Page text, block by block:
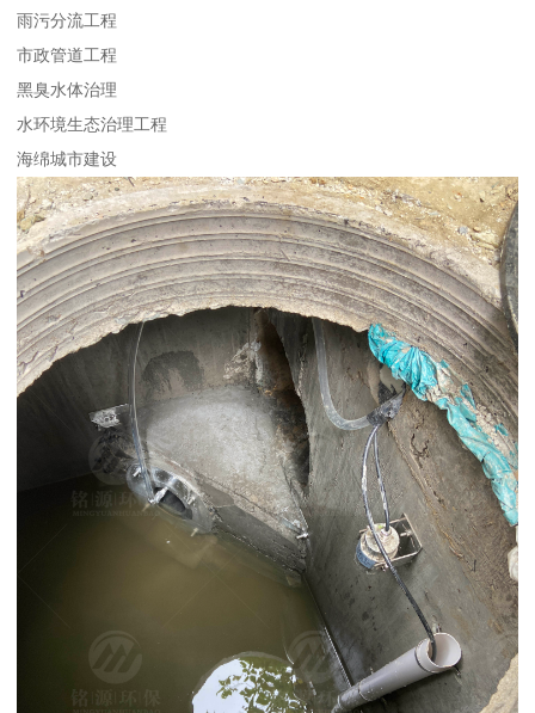
雨污分流工程
市政管道工程
黑臭水体治理
水环境生态治理工程
海绵城市建设